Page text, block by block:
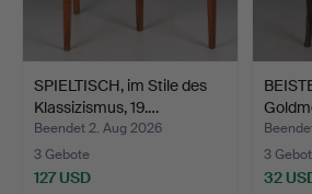
SPIELTISCH, im Stile des
Klassizismus, 19.…
Beendet 2. Aug 2026
3 Gebote
127 USD
3
32